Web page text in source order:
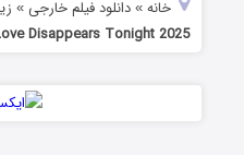
خانه »دانلود فیلم خارجی »
Disappears Tonight 2025